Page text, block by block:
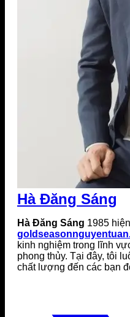
Hà Đăng Sáng
Hà Đăng Sáng 1985
kinh nghiệm trong lĩnh
phong thủy. Tại đây, tôi
chất lượng đến các bạn